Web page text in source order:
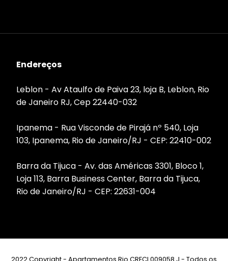
Endereços
Leblon - Av Ataulfo de Paiva 23, loja B, Leblon, Rio
de Janeiro RJ, Cep 22440-032
Ipanema - Rua Visconde de Pirajá nº 540, Loja
103, Ipanema, Rio de Janeiro/RJ - CEP: 22410-002
Barra da Tijuca - Av. das Américas 3301, Bloco 1,
Loja 113, Barra Business Center, Barra da Tijuca,
Rio de Janeiro/RJ - CEP: 22631-004